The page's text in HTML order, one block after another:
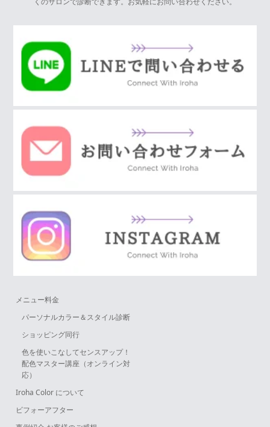
メニュー料金
パーソナルカラー＆スタイル診断
ショッピング同行
色を使いこなしてセンスアップ！
配色マスター講座（オンライン対
応）
Iroha Color について
ビフォーアフター